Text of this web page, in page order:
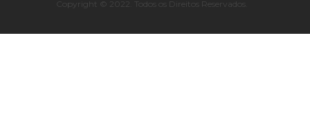
Copyright © 2022. Todos os Direitos Reservados.